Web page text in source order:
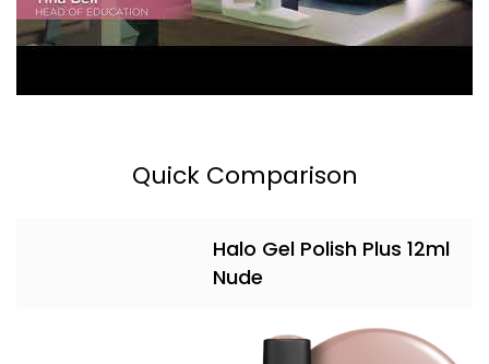
Quick Comparison
Halo Gel Polish Plus 12ml
Nude